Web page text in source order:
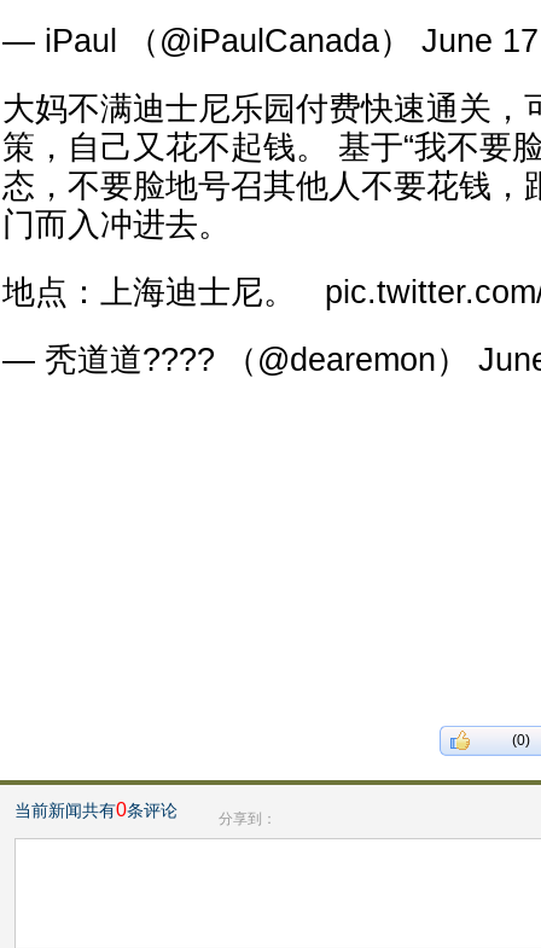
— iPaul （@iPaulCanada） June
大妈不满迪士尼乐园付费快速通关，
策，自己又花不起钱。 基于“我不要
态，不要脸地号召其他人不要花钱，
门而入冲进去。
地点：上海迪士尼。
— 秃道道???? （@dearemon）
(0)
当前新闻共有0条评论 分享到：